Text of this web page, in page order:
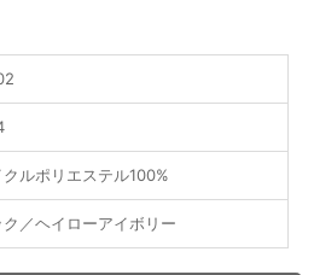
クルポリエステル100%
ク／ヘイローアイボリー